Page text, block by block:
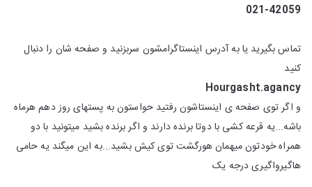
021-42059
تماس بگیرید یا به آدرس اینستاگرامشون سربزنید و صفحه شان را دنبال
کنید
Hourgasht.agancy
و اگر توی صفحه ی اینستاشون رفتید حواستون به پستهای روز دهم هرماه
باشه...یه قرعه کشی با دوتا برنده دارند و اگر برنده بشید میتونید با دو
همراه خودتون میهمان هورگشت توی کیش بشید...به این میگند یه حامی
هاگیرواگیری درجه یک